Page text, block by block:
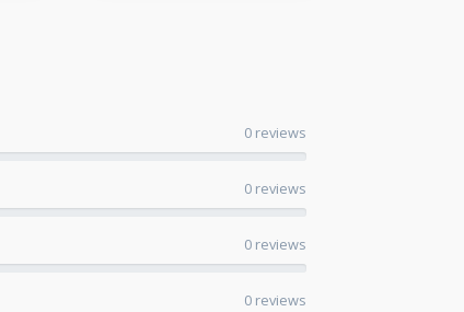
0 reviews
0 reviews
0 reviews
0 reviews